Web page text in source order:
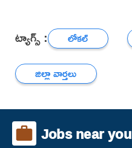
ట్యాగ్స్ : లోకల్
జిల్లా వార్తలు
Jobs near you